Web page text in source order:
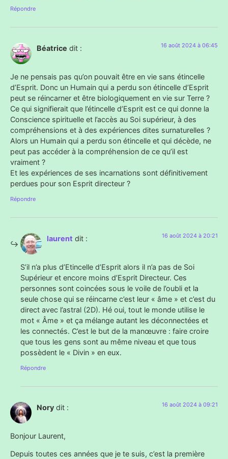
Répondre
Béatrice dit : 16 août 2024 à 06:45
Je ne pensais pas qu’on pouvait être en vie sans étincelle
d’Esprit. Donc un Humain qui a perdu son étincelle d’Esprit
peut se réincarner et être biologiquement en vie sur Terre ?
Ce qui signifierait que l’étincelle d’Esprit est ce qui donne la
Conscience spirituelle et l’accès au Soi supérieur, à des
compréhensions et à des expériences dites surnaturelles ?
Alors un Humain qui a perdu son étincelle et qui décède, ne
peut pas accéder à la compréhension de ce qu’il est
vraiment ?
Et les expériences de ses incarnations sont définitivement
perdues pour son Esprit directeur ?
Répondre
laurent dit : 16 août 2024 à 20:21
S’il n’a plus d’Etincelle d’Esprit alors il n’a pas de Soi
Supérieur et encore moins d’Esprit Directeur. Ces
personnes sont coincées sous le voile de l’oubli et la
seule chose qui se réincarne c’est leur « âme » et c’est du
direct avec l’astral (2D). Hé oui, tout le monde utilise le
mot « Âme » et ça mélange autant les déconnectées et
les connectés. C’est le but de la manœuvre : faire croire
que tous les gens sont au même niveau et que tous
possèdent le « Divin » en eux.
Répondre
Nory dit : 16 août 2024 à 09:21
Bonjour Laurent,
Depuis toutes ces années que je te suis, c’est la première